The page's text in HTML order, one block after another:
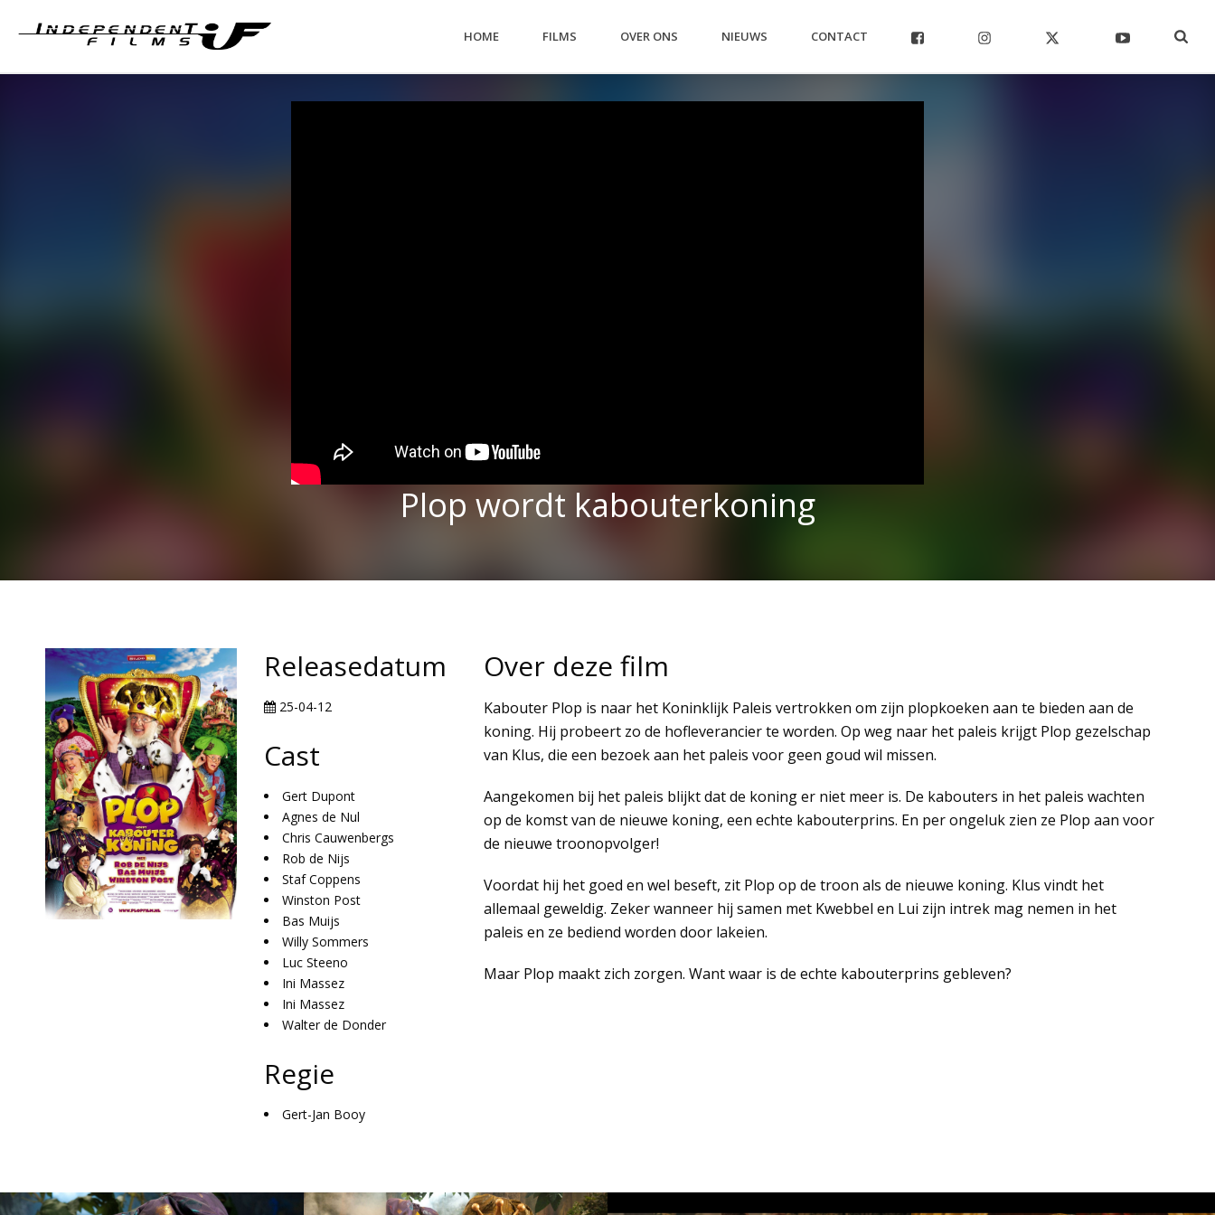
HOME FILMS OVER ONS NIEUWS CONTACT
Plop wordt kabouterkoning
Releasedatum
25-04-12
Cast
Gert Dupont
Agnes de Nul
Chris Cauwenbergs
Rob de Nijs
Staf Coppens
Winston Post
Bas Muijs
Willy Sommers
Luc Steeno
Ini Massez
Ini Massez
Walter de Donder
Regie
Gert-Jan Booy
Over deze film
Kabouter Plop is naar het Koninklijk Paleis vertrokken om zijn plopkoeken aan te bieden aan de
koning. Hij probeert zo de hofleverancier te worden. Op weg naar het paleis krijgt Plop gezelschap
van Klus, die een bezoek aan het paleis voor geen goud wil missen.
Aangekomen bij het paleis blijkt dat de koning er niet meer is. De kabouters in het paleis wachten
op de komst van de nieuwe koning, een echte kabouterprins. En per ongeluk zien ze Plop aan voor
de nieuwe troonopvolger!
Voordat hij het goed en wel beseft, zit Plop op de troon als de nieuwe koning. Klus vindt het
allemaal geweldig. Zeker wanneer hij samen met Kwebbel en Lui zijn intrek mag nemen in het
paleis en ze bediend worden door lakeien.
Maar Plop maakt zich zorgen. Want waar is de echte kabouterprins gebleven?